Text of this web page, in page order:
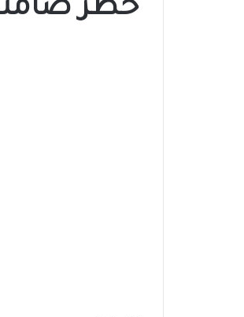
خطر